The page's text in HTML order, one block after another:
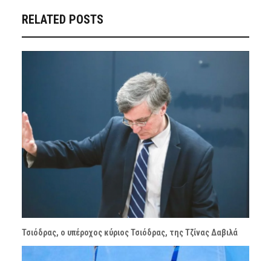
RELATED POSTS
Τσιόδρας, ο υπέροχος κύριος Τσιόδρας, της Τζίνας Δαβιλά